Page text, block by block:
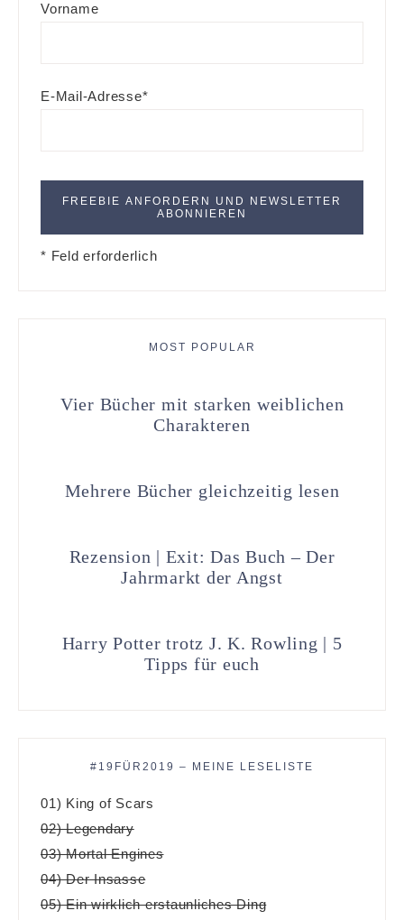
Vorname
E-Mail-Adresse*
* Feld erforderlich
MOST POPULAR
Vier Bücher mit starken weiblichen
Charakteren
Mehrere Bücher gleichzeitig lesen
Rezension | Exit: Das Buch – Der
Jahrmarkt der Angst
Harry Potter trotz J. K. Rowling | 5
Tipps für euch
#19FÜR2019 – MEINE LESELISTE
01) King of Scars
02) Legendary
03) Mortal Engines
04) Der Insasse
05) Ein wirklich erstaunliches Ding